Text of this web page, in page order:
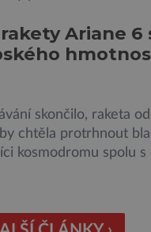
Sherloc, umístěném
organický uhlík v
Ariane 6
skončilo, raketa
chtěla protrhnout
kosmodromu spolu
vesmírných misí,